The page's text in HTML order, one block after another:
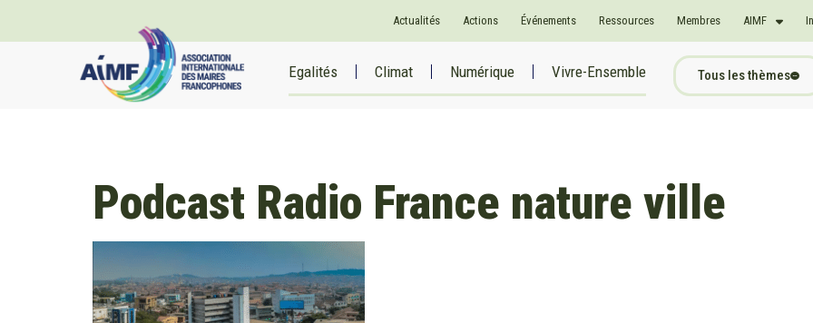
Actualités Actions Événements Ressources Membres AIMF
Egalités Climat Numérique Vivre-Ensemble Tous les thèmes
Podcast Radio France nature ville